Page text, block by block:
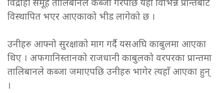
विद्रोही समूह तालिबानले कब्जा गरेपछि यहाँ विभिन्न प्रान्तबाट
विस्थापित भएर आएकाको भीड लागेको छ ।
उनीहरु आफ्नो सुरक्षाको माग गर्दै यसअघि काबुलमा आएका
थिए । अफगानिस्तानको राजधानी काबुलको वरपरका प्रान्तमा
तालिबानले कब्जा जमाएपछि उनीहरु भागेर त्यहाँ आएका हुन्
।